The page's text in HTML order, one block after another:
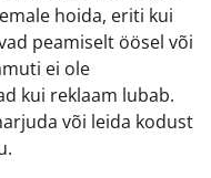
hoida, eriti kui
peamiselt öösel või
ei ole
kui reklaam lubab.
või leida kodust